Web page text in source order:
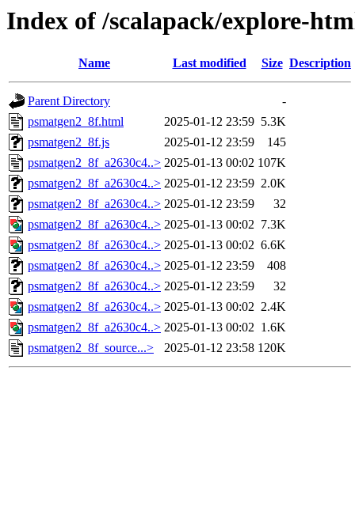
Index of /scalapack/explore-
Name Last modified Size Description
Parent Directory
-
psmatgen2_8f.html
2025-01-12 23:59 5.3K
psmatgen2_8f.js
2025-01-12 23:59
145
psmatgen2_8f_a2630c4..> 2025-01-13 00:02 107K
psmatgen2_8f_a2630c4..> 2025-01-12 23:59 2.0K
psmatgen2_8f_a2630c4..> 2025-01-12 23:59
32
psmatgen2_8f_a2630c4..> 2025-01-13 00:02 7.3K
psmatgen2_8f_a2630c4..> 2025-01-13 00:02 6.6K
psmatgen2_8f_a2630c4..> 2025-01-12 23:59
408
psmatgen2_8f_a2630c4..> 2025-01-12 23:59
32
psmatgen2_8f_a2630c4..> 2025-01-13 00:02 2.4K
psmatgen2_8f_a2630c4..> 2025-01-13 00:02 1.6K
psmatgen2_8f_source...>
2025-01-12 23:58 120K